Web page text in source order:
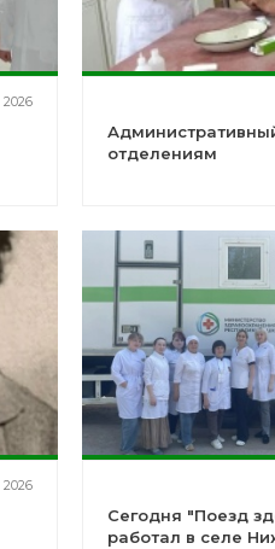
отделениям
Сегодня "Поезд
работал в селе